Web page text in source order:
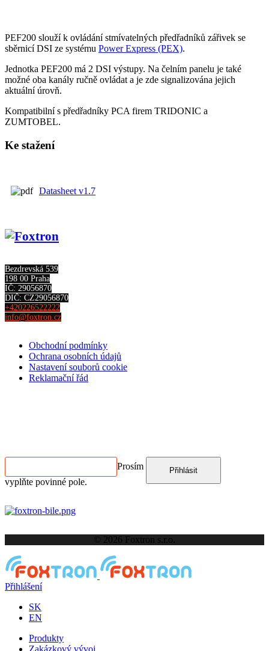
PEF200 slouží k ovládání stmívatelných předřadníků zářivek se
sběrnicí DSI ze systému Power Express (PEX).
Jednotka PEF200 má 2 DSI výstupy. Na čelním panelu je také
možné oba kanály ručně ovládat a je zde signalizována jejich
aktuální úrovň.
Kompatibilní s předřadníky PCA firem TRIDONIC a
ZUMTOBEL.
Ke stažení
Datasheet v1.7
Bezdrevská 539
198 00 Praha
IČ: 29056870
DIČ: CZ29056870
+420226522222
info@foxtron.cz
Obchodní podmínky
Ochrana osobních údajů
Nastavení souborů cookie
Reklamační řád
Prosím
vyplňte povinné pole.
Přihlásit
© 2026 Foxtron s.r.o.
Přihlášení
SK
EN
Produkty
Zakázkový vývoj